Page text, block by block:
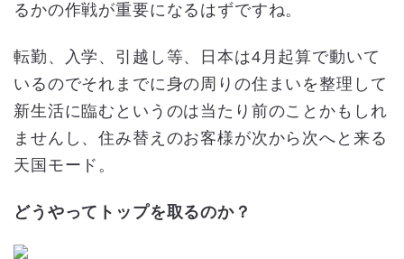
るかの作戦が重要になるはずですね。
転勤、入学、引越し等、日本は4月起算で動いて
いるのでそれまでに身の周りの住まいを整理して
新生活に臨むというのは当たり前のことかもしれ
ませんし、住み替えのお客様が次から次へと来る
天国モード。
どうやってトップを取るのか？